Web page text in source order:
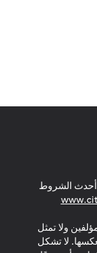
أحدث الشروط
in a new tab
ولا تمثل
لا تشكل